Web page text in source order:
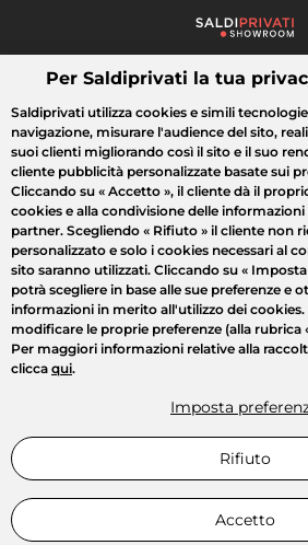
Cosa cerchi?
Tutte le vendite Moda Casa
Per Saldiprivati la tua
Saldiprivati utilizza cookies e simili
navigazione, misurare l'audience del sito,
suoi clienti migliorando così il sito e il suo
cliente pubblicità personalizzate basate sui
Cliccando su « Accetto », il cliente dà il
cookies e alla condivisione delle
partner. Scegliendo « Rifiuto » il cliente non
personalizzato e solo i cookies necessari al
sito saranno utilizzati. Cliccando su «
potrà scegliere in base alle sue preferenze e
informazioni in merito all'utilizzo dei cookies.
modificare le proprie preferenze (alla rubrica
Per maggiori informazioni relative alla
clicca qui.
Imposta
Rifiuto
Accetto